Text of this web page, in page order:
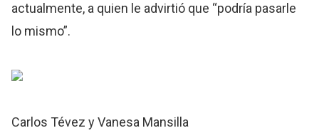
actualmente, a quien le advirtió que “podría pasarle
lo mismo”.
Carlos Tévez y Vanesa Mansilla